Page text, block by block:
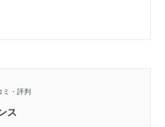
ミ・評判
ス